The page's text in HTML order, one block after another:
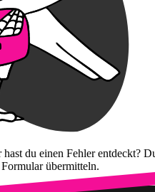
du einen Fehler entdeckt?
übermitteln.